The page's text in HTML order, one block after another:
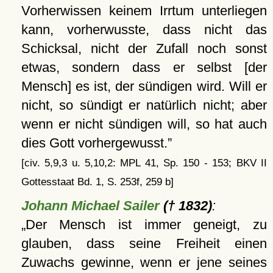
Vorherwissen keinem Irrtum unterliegen
kann, vorherwusste, dass nicht das
Schicksal, nicht der Zufall noch sonst
etwas, sondern dass er selbst [der
Mensch] es ist, der sündigen wird. Will er
nicht, so sündigt er natürlich nicht; aber
wenn er nicht sündigen will, so hat auch
dies Gott vorhergewusst.
[civ. 5,9,3 u. 5,10,2: MPL 41, Sp. 150 - 153; BKV II
Gottesstaat Bd. 1, S. 253f, 259 b]
Johann Michael Sailer(† 1832):
Der Mensch ist immer geneigt, zu
glauben, dass seine Freiheit einen
Zuwachs gewinne, wenn er jene seines